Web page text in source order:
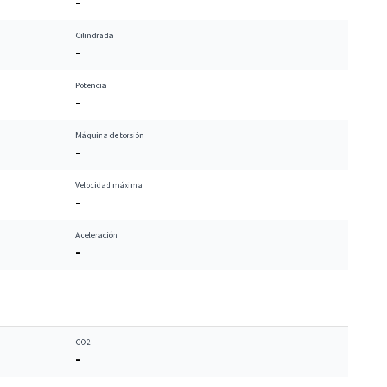
Cilindrada
–
Potencia
–
Máquina de torsión
–
Velocidad máxima
–
Aceleración
–
CO2
–